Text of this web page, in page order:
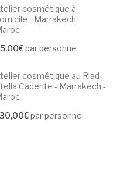
cosmétique à
- Marrakech -
€par personne
cosmétique au Riad
Cadente - Marrakech -
€par personne